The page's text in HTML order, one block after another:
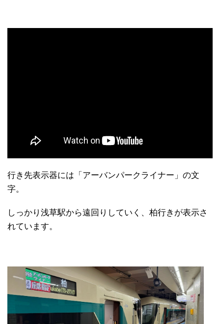
行き先表示器には「アーバンパークライナー」の文
字。
しっかり浅草駅から遠回りしていく、柏行きが表示さ
れています。